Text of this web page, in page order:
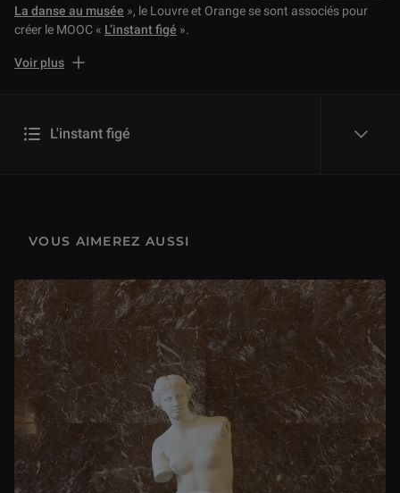
La danse au musée », le Louvre et Orange se sont associés pour
créer le MOOC « L’instant figé ».
Retrouvez ici et en vidéo les cinq séquences de ce MOOC pour
proposons de d’explorer ici avec Ludovic Laugier, conservateur du
Voir plus
L'instant figé
1.2 Entrez dans la danse - La Danse de Jean-Baptiste Carpeaux
3 min
2.1 Il va y avoir du sport ! - Culte du corps et pouvoir
6 min
2.2 Il va y avoir du sport ! - Le Discobole de Myron
3 min
VOUS AIMEREZ AUSSI